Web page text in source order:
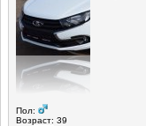
Пол:
Возраст: 39